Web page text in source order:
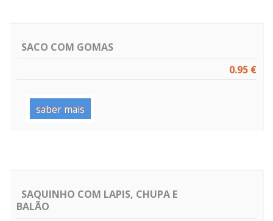
SACO COM GOMAS
0.95 €
saber mais
SAQUINHO COM LAPIS, CHUPA E
BALÃO